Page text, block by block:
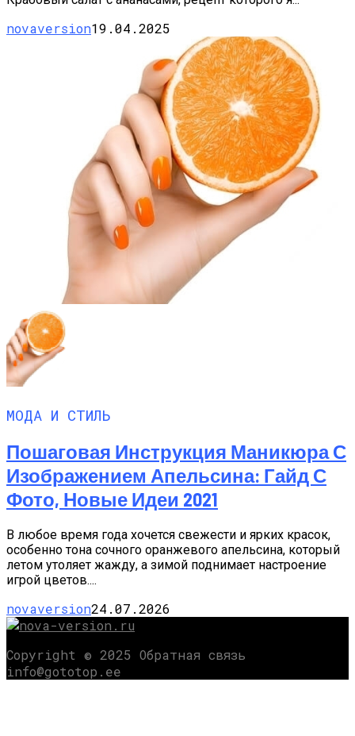
novaversion19.04.2025
МОДА И СТИЛЬ
Пошаговая Инструкция Маникюра С
Изображением Апельсина: Гайд С
Фото, Новые Идеи 2021
В любое время года хочется свежести и ярких красок,
особенно тона сочного оранжевого апельсина, который
летом утоляет жажду, а зимой поднимает настроение
игрой цветов....
novaversion24.07.2026
Copyright © 2025 Обратная связь
info@gototop.ee